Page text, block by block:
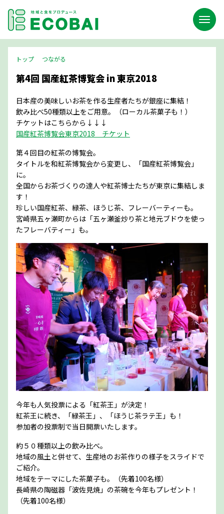
トップ つながる
第4回 国産紅茶博覧会 in 東京2018
日本産の美味しいお茶を作る生産者たちが銀座に集結！
飲み比べ50種類以上をご用意。（ローカル茶菓子も！）
チケットはこちらから↓↓↓
国産紅茶博覧会東京2018 チケット
第４回目の紅茶の博覧会。
タイトルを和紅茶博覧会から変更し、「国産紅茶博覧会」
に。
全国からお茶づくりの達人や紅茶博士たちが東京に集結しま
す！
珍しい国産紅茶、緑茶、ほうじ茶、フレーバーティーも。
宮崎県五ヶ瀬町からは「五ヶ瀬釜炒り茶と地元ブドウを使っ
たフレーバティー」も。
今年も人気投票による「紅茶王」が決定！
紅茶王に続き、「緑茶王」、「ほうじ茶ラテ王」も！
参加者の投票制で当日開票いたします。
約５０種類以上の飲み比べ。
地域の風土と併せて、生産地のお茶作りの様子をスライドで
ご紹介。
地域をテーマにした茶菓子も。（先着100名様）
長崎県の陶磁器「波佐見焼」の茶碗を今年もプレゼント！
（先着100名様）